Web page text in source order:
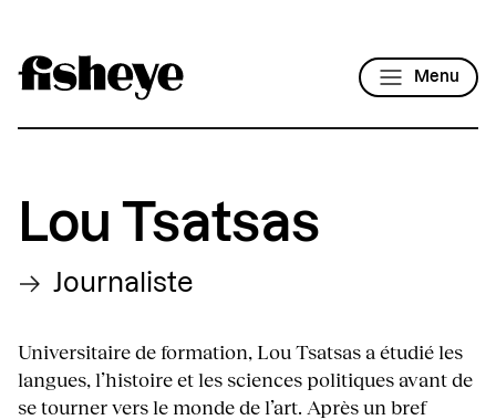
Menu
Lou Tsatsas
Journaliste
Universitaire de formation, Lou Tsatsas a étudié les
langues, l’histoire et les sciences politiques avant de
se tourner vers le monde de l’art. Après un bref